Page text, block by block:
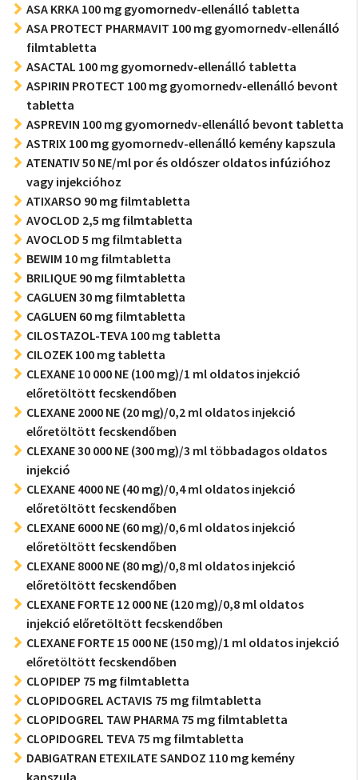
ASA KRKA 100 mg gyomornedv-ellenálló tabletta
ASA PROTECT PHARMAVIT 100 mg gyomornedv-ellenálló
filmtabletta
ASACTAL 100 mg gyomornedv-ellenálló tabletta
ASPIRIN PROTECT 100 mg gyomornedv-ellenálló bevont
tabletta
ASPREVIN 100 mg gyomornedv-ellenálló bevont tabletta
ASTRIX 100 mg gyomornedv-ellenálló kemény kapszula
ATENATIV 50 NE/ml por és oldószer oldatos infúzióhoz
vagy injekcióhoz
ATIXARSO 90 mg filmtabletta
AVOCLOD 2,5 mg filmtabletta
AVOCLOD 5 mg filmtabletta
BEWIM 10 mg filmtabletta
BRILIQUE 90 mg filmtabletta
CAGLUEN 30 mg filmtabletta
CAGLUEN 60 mg filmtabletta
CILOSTAZOL-TEVA 100 mg tabletta
CILOZEK 100 mg tabletta
CLEXANE 10 000 NE (100 mg)/1 ml oldatos injekció
előretöltött fecskendőben
CLEXANE 2000 NE (20 mg)/0,2 ml oldatos injekció
előretöltött fecskendőben
CLEXANE 30 000 NE (300 mg)/3 ml többadagos oldatos
injekció
CLEXANE 4000 NE (40 mg)/0,4 ml oldatos injekció
előretöltött fecskendőben
CLEXANE 6000 NE (60 mg)/0,6 ml oldatos injekció
előretöltött fecskendőben
CLEXANE 8000 NE (80 mg)/0,8 ml oldatos injekció
előretöltött fecskendőben
CLEXANE FORTE 12 000 NE (120 mg)/0,8 ml oldatos
injekció előretöltött fecskendőben
CLEXANE FORTE 15 000 NE (150 mg)/1 ml oldatos injekció
előretöltött fecskendőben
CLOPIDEP 75 mg filmtabletta
CLOPIDOGREL ACTAVIS 75 mg filmtabletta
CLOPIDOGREL TAW PHARMA 75 mg filmtabletta
CLOPIDOGREL TEVA 75 mg filmtabletta
DABIGATRAN ETEXILATE SANDOZ 110 mg kemény
kapszula